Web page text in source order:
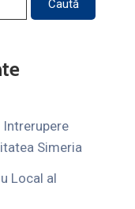
Intrerupere
Simeria
Local al